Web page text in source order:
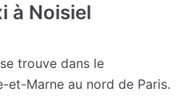
à Noisiel
trouve dans le
et-Marne au nord de Paris.